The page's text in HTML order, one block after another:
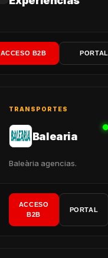
ACCESO B2B PORTAL
TRANSPORTES
Balearia
Baleària agencias.
ACCESO
B2B
PORTAL